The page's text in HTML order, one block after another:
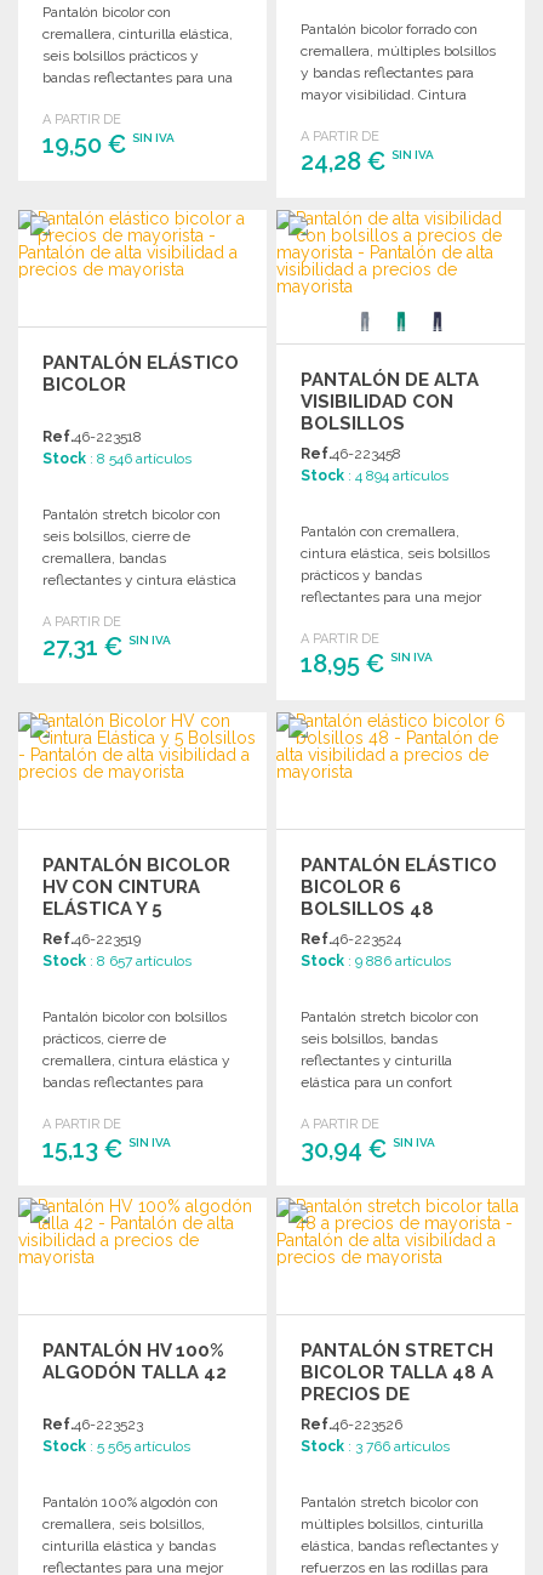
Pantalón bicolor con
cremallera, cinturilla elástica,
seis bolsillos prácticos y
bandas reflectantes para una
A PARTIR DE
19,50 € SIN IVA
Solicitar un presupuesto
Pantalón bicolor forrado con
cremallera, múltiples bolsillos
y bandas reflectantes para
mayor visibilidad. Cintura
óptima.
A PARTIR DE
24,28 €SIN IVA
PEDIR
Solicitar un presupuesto
PANTALÓN ELÁSTICO
BICOLOR
Ref.46-223518
Stock : 8 546 artículos
Pantalón stretch bicolor con
seis bolsillos, cierre de
cremallera, bandas
reflectantes y cintura elástica
A PARTIR DE
27,31 € SIN IVA
Solicitar un presupuesto
PANTALÓN DE ALTA
VISIBILIDAD CON
BOLSILLOS
Ref.46-223458
Stock : 4 894 artículos
Pantalón con cremallera,
cintura elástica, seis bolsillos
prácticos y bandas
reflectantes para una mejor
A PARTIR DE
18,95 €SIN IVA
PEDIR
Solicitar un presupuesto
PANTALÓN BICOLOR
HV CON CINTURA
ELÁSTICA Y 5
BOLSILLOS A
PRECIOS DE
MAYORISTA
Ref.46-223519
Stock : 8 657 artículos
Pantalón bicolor con bolsillos
prácticos, cierre de
cremallera, cintura elástica y
bandas reflectantes para
comodidad.
A PARTIR DE
15,13 € SIN IVA
PEDIR
Solicitar un presupuesto
PANTALÓN ELÁSTICO
BICOLOR 6
BOLSILLOS 48
Ref.46-223524
Stock : 9 886 artículos
Pantalón stretch bicolor con
seis bolsillos, bandas
reflectantes y cinturilla
elástica para un confort
A PARTIR DE
30,94 €SIN IVA
PEDIR
Solicitar un presupuesto
PANTALÓN HV 100%
ALGODÓN TALLA 42
Ref.46-223523
Stock : 5 565 artículos
Pantalón 100% algodón con
cremallera, seis bolsillos,
cinturilla elástica y bandas
reflectantes para una mejor
PANTALÓN STRETCH
BICOLOR TALLA 48 A
PRECIOS DE
MAYORISTA
Ref.46-223526
Stock : 3 766 artículos
Pantalón stretch bicolor con
múltiples bolsillos, cinturilla
elástica, bandas reflectantes y
refuerzos en las rodillas para